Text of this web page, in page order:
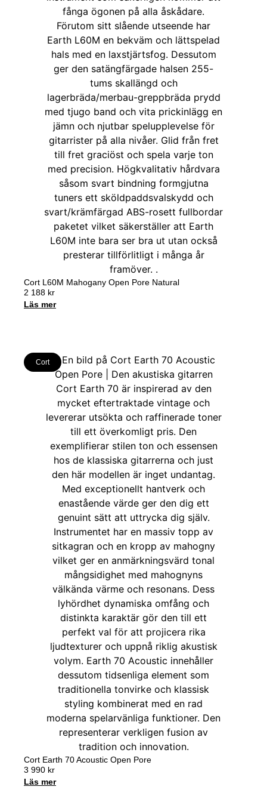
Cort L60M Mahogany Open Pore Natural
2 188 kr
Läs mer
Cort
Cort Earth 70 Acoustic Open Pore
3 990 kr
Läs mer